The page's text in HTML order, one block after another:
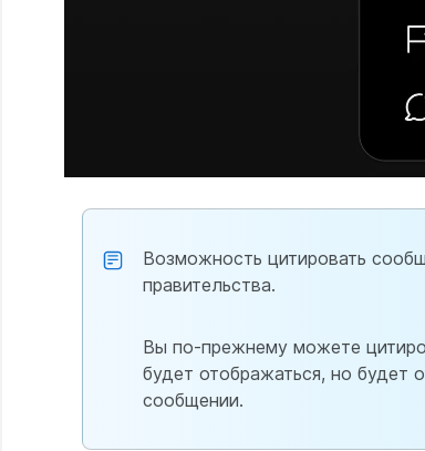
Возможность цитировать
правительства.
Вы по-прежнему можете
будет отображаться, но будет
сообщении.